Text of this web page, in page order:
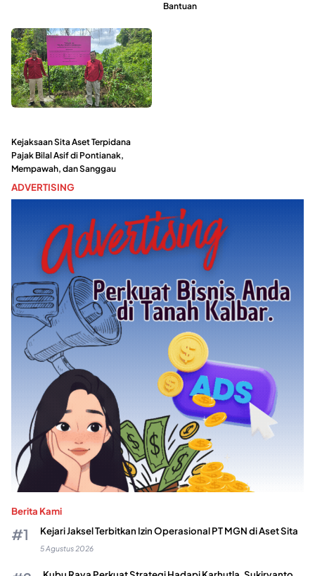
Bantuan
Kejaksaan Sita Aset Terpidana
Pajak Bilal Asif di Pontianak,
Mempawah, dan Sanggau
ADVERTISING
Berita Kami
Kejari Jaksel Terbitkan Izin Operasional PT MGN di Aset Sita
5 Agustus 2026